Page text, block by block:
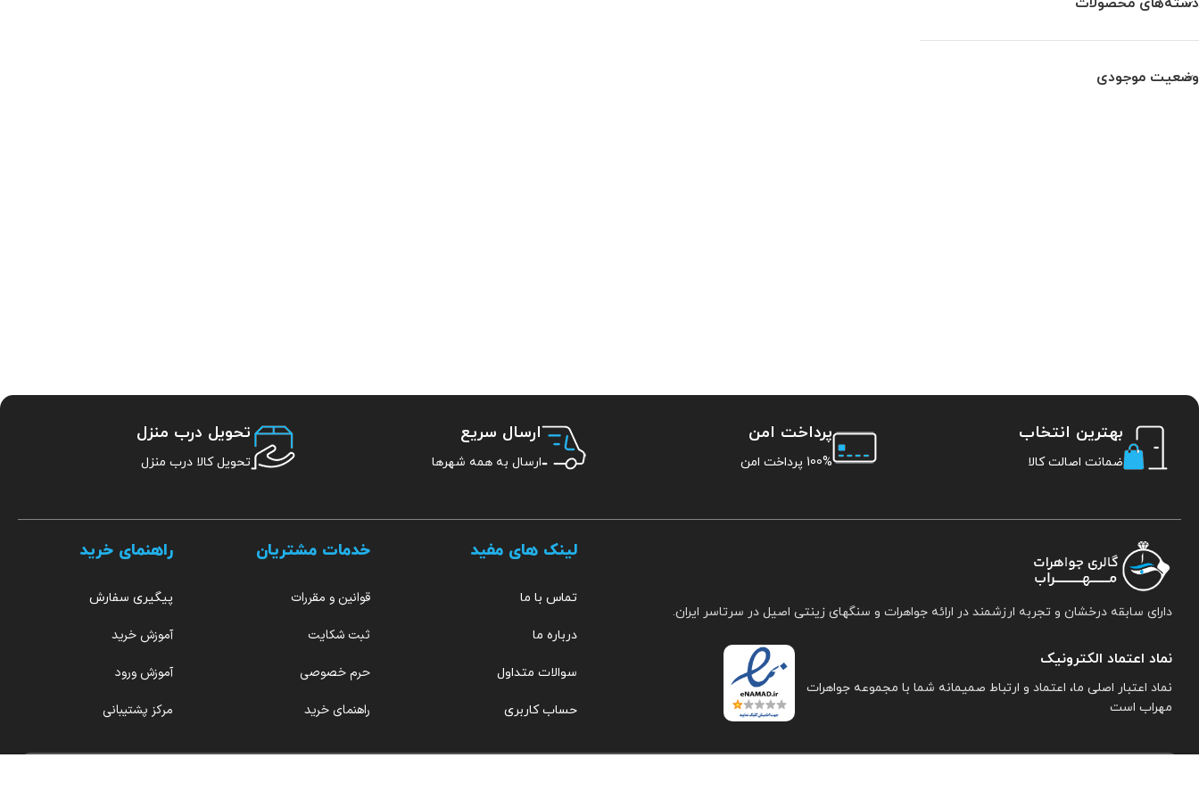
وضعیت موجودی
بهترین انتخاب
ضمانت اصالت کالا
پرداخت امن
100% پرداخت امن
ارسال سریع
ارسال به همه شهرها
تحویل درب منزل
تحویل کالا درب منزل
دارای سابقه درخشان و تجربه ارزشمند در ارائه جواهرات و سنگهای زینتی اصیل در سرتاسر ایران.
نماد اعتماد الکترونیک
نماد اعتبار اصلی ما، اعتماد و ارتباط صمیمانه شما با مجموعه جواهرات
مهراب است
لینک های مفید
تماس با ما
درباره ما
سوالات متداول
حساب کاربری
خدمات مشتریان
قوانین و مقررات
ثبت شکایت
حرم خصوصی
راهنمای خرید
راهنمای خرید
پیگیری سفارش
آموزش خرید
آموزش ورود
مرکز پشتیبانی